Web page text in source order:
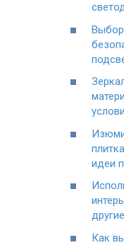
Выбор
идеи
Как